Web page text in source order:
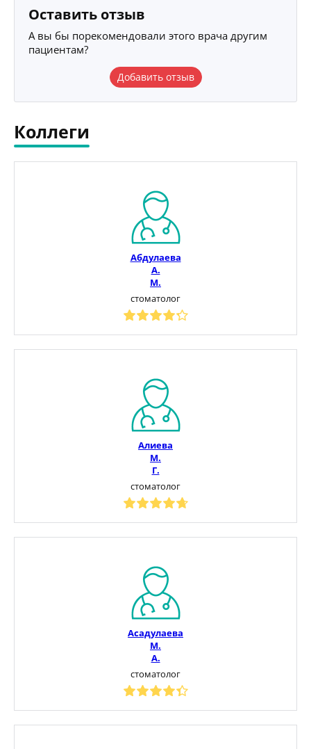
Оставить отзыв
А вы бы порекомендовали этого врача другим
пациентам?
Добавить отзыв
Коллеги
Абдулаева
А.
М.
стоматолог
Алиева
М.
Г.
стоматолог
Асадулаева
М.
А.
стоматолог